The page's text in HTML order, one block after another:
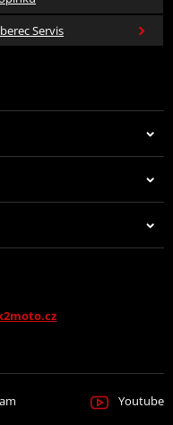
vložkou z nerezové
motocyklu
Servis
Youtube